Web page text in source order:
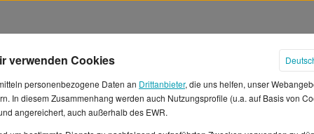
verwenden Cookies
personenbezogene Daten an Drittanbieter, die uns helfen, unser
In diesem Zusammenhang werden auch Nutzungsprofile (u.a. auf Basis von
angereichert, auch außerhalb des EWR.